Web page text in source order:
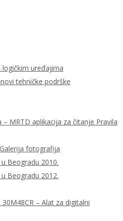
uređajima
tehničke podrške
– MRTD aplikacija za čitanje Pravila
fotografija
Beogradu 2010.
Beogradu 2012.
– Alat za digitalni